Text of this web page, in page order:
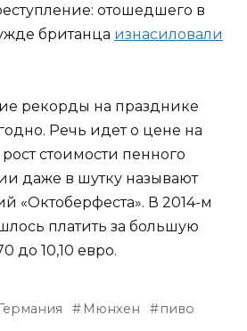
отошедшего в
британца изнасиловали
рекорды на празднике
Речь идет о цене на
стоимости пенного
даже в шутку называют
«Октоберфеста». В 2014-м
платить за большую
до 10,10 евро.
Германия Мюнхен пиво